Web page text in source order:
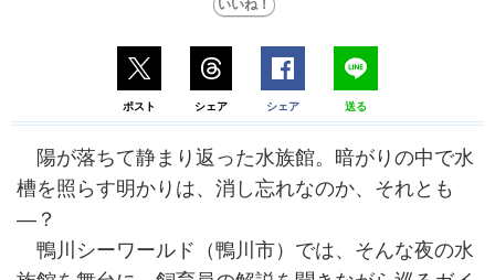
ポスト シェア シェア 送る
陽が落ちて静まり返った水族館。暗がりの中で水
槽を照らす明かりは、消し忘れなのか、それとも
―？
鴨川シーワールド（鴨川市）では、そんな夜の水